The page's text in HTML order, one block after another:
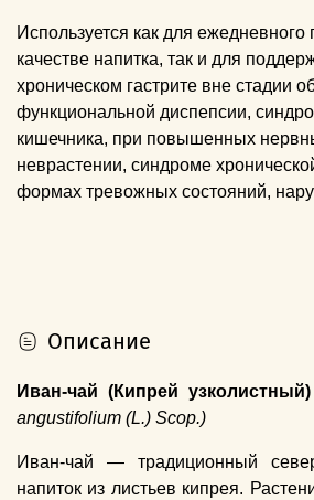
Используется как для
качестве напитка, так и для
хроническом гастрите вне стадии
функциональной диспепсии,
кишечника, при повышенных
неврастении, синдроме
формах тревожных состояний,
Описание
Иван-чай (Кипрей
angustifolium (L.) Scop.)
Иван-чай — традиционный
напиток из листьев кипрея.